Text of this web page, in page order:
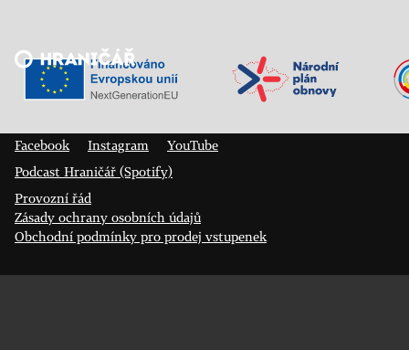
Veřejný sál Hraničář, spolek
Facebook
Instagram
YouTube
Podcast Hraničář (Spotify)
Provozní řád
Zásady ochrany osobních údajů
Obchodní podmínky pro prodej vstupenek